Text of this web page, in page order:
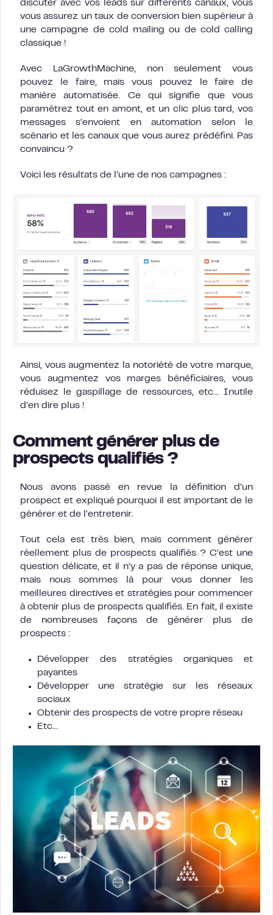
discuter avec vos leads sur différents canaux, vous
vous assurez un taux de conversion bien supérieur à
une campagne de cold mailing ou de cold calling
classique !
Avec LaGrowthMachine, non seulement vous
pouvez le faire, mais vous pouvez le faire de
manière automatisée. Ce qui signifie que vous
paramétrez tout en amont, et un clic plus tard, vos
messages s’envoient en automation selon le
scénario et les canaux que vous aurez prédéfini. Pas
convaincu ?
Voici les résultats de l’une de nos campagnes :
Ainsi, vous augmentez la notoriété de votre marque,
vous augmentez vos marges bénéficiaires, vous
réduisez le gaspillage de ressources, etc… Inutile
d’en dire plus !
Comment générer plus de
prospects qualifiés ?
Nous avons passé en revue la définition d’un
prospect et expliqué pourquoi il est important de le
générer et de l’entretenir.
Tout cela est très bien, mais comment générer
réellement plus de prospects qualifiés ? C’est une
question délicate, et il n’y a pas de réponse unique,
mais nous sommes là pour vous donner les
meilleures directives et stratégies pour commencer
à obtenir plus de prospects qualifiés. En fait, il existe
de nombreuses façons de générer plus de
prospects :
Développer des stratégies organiques et
payantes
Développer une stratégie sur les réseaux
sociaux
Obtenir des prospects de votre propre réseau
Etc…